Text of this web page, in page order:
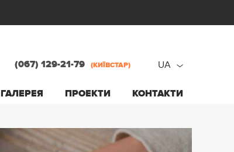
ГАЛЕРЕЯ ПРОЕКТИ КОНТАКТИ
(067) 129-21-79 (КИЇВСТАР)
UA
ua